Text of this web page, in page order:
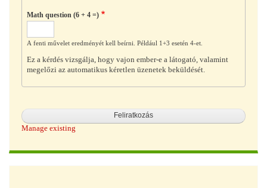
Math question (6 + 4 =)
A fenti művelet eredményét kell beírni. Például 1+3 esetén 4-et.
Ez a kérdés vizsgálja, hogy vajon ember-e a látogató, valamint
megelőzi az automatikus kéretlen üzenetek beküldését.
Manage existing